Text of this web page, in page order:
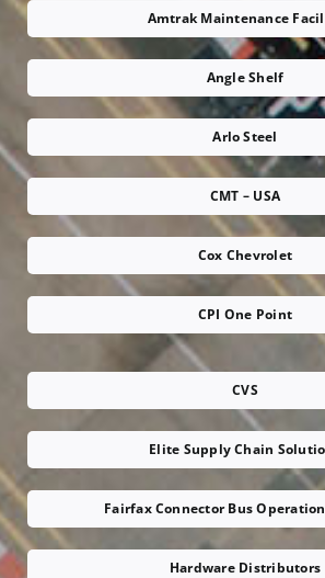
Amtrak Maintenance
Angle Shelf
Arlo Steel
CMT – USA
Cox Chevrolet
CPI One Point
CVS
Elite Supply Chain
Fairfax Connector Bus
Hardware Distributors